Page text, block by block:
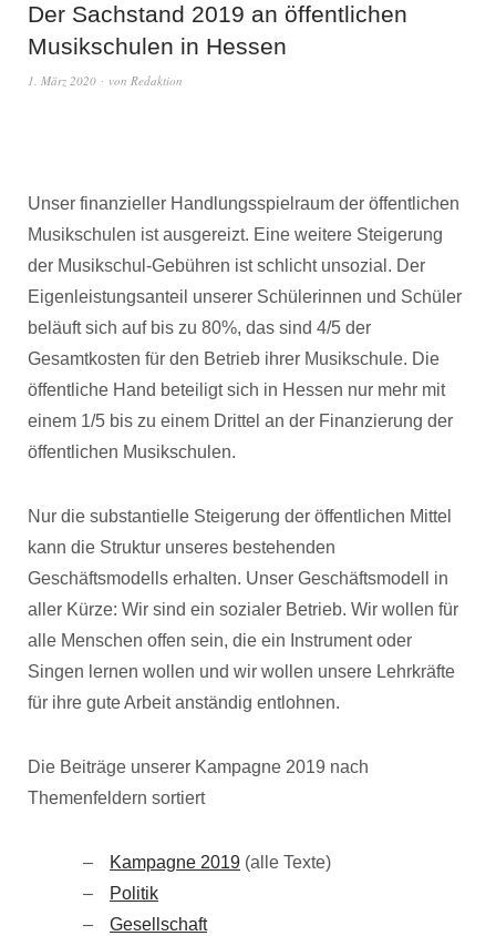
Der Sachstand 2019 an öffentlichen
Musikschulen in Hessen
1. März 2020 von Redaktion
Unser finanzieller Handlungsspielraum der öffentlichen
Musikschulen ist ausgereizt. Eine weitere Steigerung
der Musikschul-Gebühren ist schlicht unsozial. Der
Eigenleistungsanteil unserer Schülerinnen und Schüler
beläuft sich auf bis zu 80%, das sind 4/5 der
Gesamtkosten für den Betrieb ihrer Musikschule. Die
öffentliche Hand beteiligt sich in Hessen nur mehr mit
einem 1/5 bis zu einem Drittel an der Finanzierung der
öffentlichen Musikschulen.
Nur die substantielle Steigerung der öffentlichen Mittel
kann die Struktur unseres bestehenden
Geschäftsmodells erhalten. Unser Geschäftsmodell in
aller Kürze: Wir sind ein sozialer Betrieb. Wir wollen für
alle Menschen offen sein, die ein Instrument oder
Singen lernen wollen und wir wollen unsere Lehrkräfte
für ihre gute Arbeit anständig entlohnen.
Die Beiträge unserer Kampagne 2019 nach
Themenfeldern sortiert
Kampagne 2019 (alle Texte)
Politik
Gesellschaft